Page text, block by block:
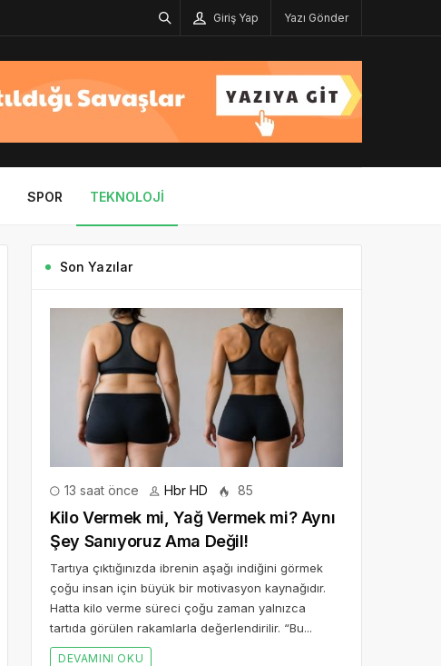
Giriş Yap Yazı Gönder
SPOR TEKNOLOJI
Son Yazılar
13 saat önce Hbr HD 85
Kilo Vermek mi, Yağ Vermek mi? Aynı
Şey Sanıyoruz Ama Değil!
Tartıya çıktığınızda ibrenin aşağı indiğini görmek
çoğu insan için büyük bir motivasyon kaynağıdır.
Hatta kilo verme süreci çoğu zaman yalnızca
tartıda görülen rakamlarla değerlendirilir. “Bu...
DEVAMINI OKU